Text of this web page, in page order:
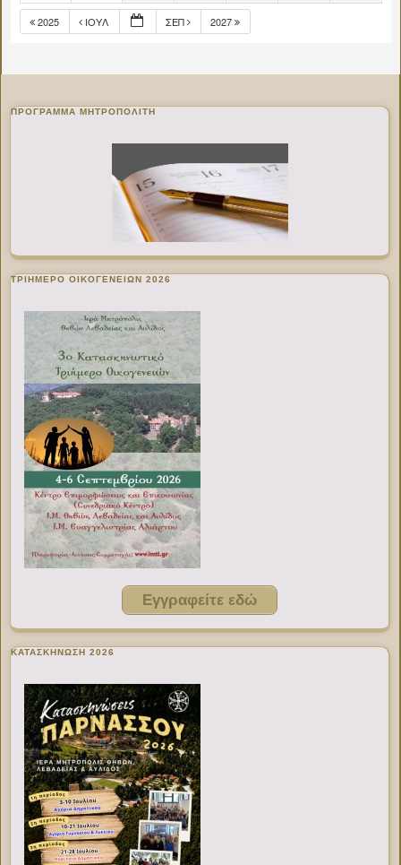
2025 ΙΟΎΛ ΣΕΠ 2027
ΠΡΌΓΡΑΜΜΑ ΜΗΤΡΟΠΟΛΊΤΗ
ΤΡΙΗΜΕΡΟ ΟΙΚΟΓΕΝΕΙΩΝ 2026
Εγγραφείτε εδώ
ΚΑΤΑΣΚΗΝΩΣΗ 2026